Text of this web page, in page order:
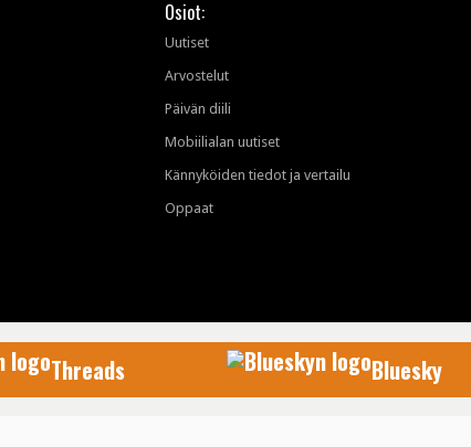
Osiot:
Uutiset
Arvostelut
Päivän diili
Mobiilialan uutiset
Kännyköiden tiedot ja vertailu
Oppaat
© 1999-2026 AfterDawn Oy
Threads Bluesky